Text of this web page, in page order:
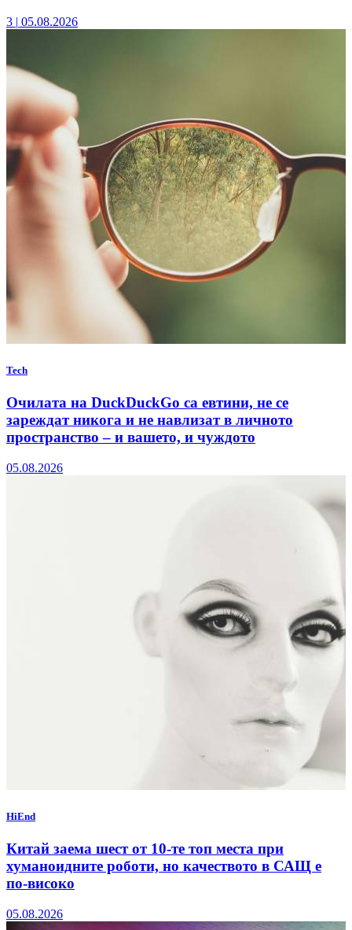
3 | 05.08.2026
Tech
Очилата на DuckDuckGo са евтини, не се
зареждат никога и не навлизат в личното
пространство – и вашето, и чуждото
05.08.2026
HiEnd
Китай заема шест от 10-те топ места при
хуманоидните роботи, но качеството в САЩ е
по-високо
05.08.2026